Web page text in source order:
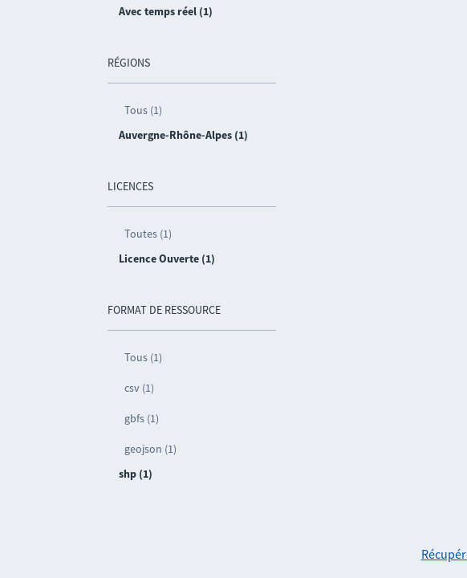
Avec temps réel (1)
RÉGIONS
Tous (1)
Auvergne-Rhône-Alpes (1)
LICENCES
Toutes (1)
Licence Ouverte (1)
FORMAT DE RESSOURCE
Tous (1)
csv (1)
gbfs (1)
geojson (1)
shp (1)